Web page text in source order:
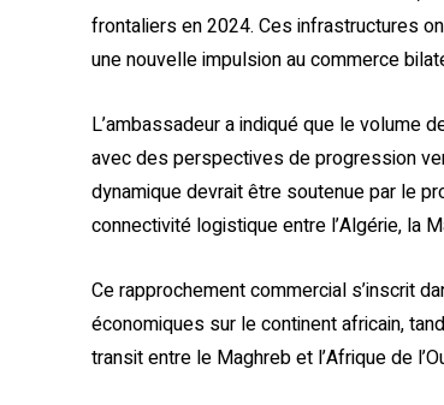
frontaliers en 2024. Ces infrastructures
une nouvelle impulsion au commerce
L’ambassadeur a indiqué que le volume
avec des perspectives de progression
dynamique devrait être soutenue par le
connectivité logistique entre l’Algérie, la
Ce rapprochement commercial s’inscrit
économiques sur le continent africain,
transit entre le Maghreb et l’Afrique de